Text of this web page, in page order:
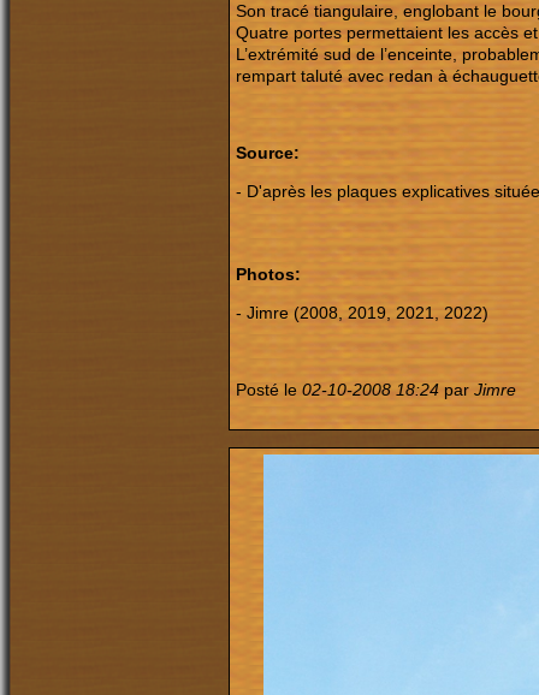
Son tracé tiangulaire, englobant le
Quatre portes permettaient les accès
L’extrémité sud de l’enceinte,
rempart taluté avec redan à
Source:
- D'après les plaques explicatives
Photos:
- Jimre (2008, 2019, 2021, 2022)
Posté le 02-10-2008 18:24 par Jimre